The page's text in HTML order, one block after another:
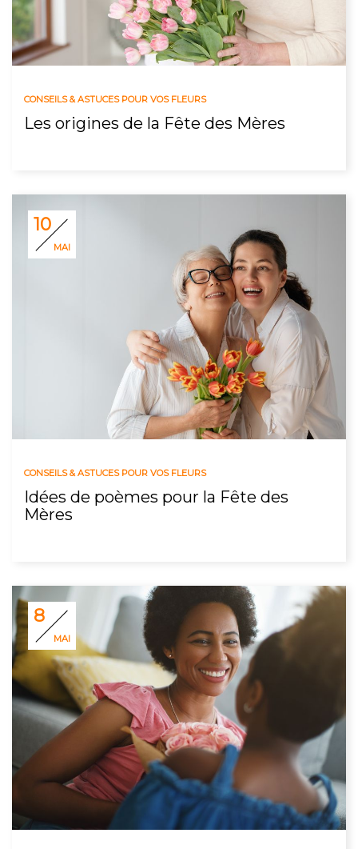
CONSEILS & ASTUCES POUR VOS FLEURS
Les origines de la Fête des Mères
10
MAI
CONSEILS & ASTUCES POUR VOS FLEURS
Idées de poèmes pour la Fête des
Mères
8
MAI